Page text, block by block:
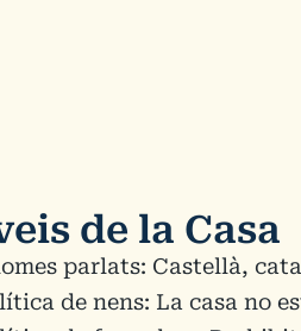
de la Casa
parlats: Castellà,
de nens: La casa no